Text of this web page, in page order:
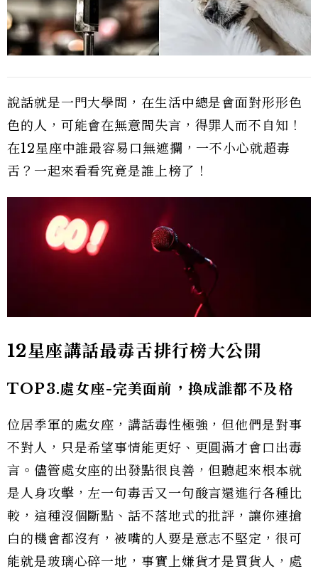
說話就是一門大學問，在生活中總是會面對形形色
色的人，可能會在無意間失言，得罪人而不自知！
在12星座中誰最容易口無遮攔，一不小心就超毒
舌？一起來看看究竟是誰上榜了！
12星座講話最毒舌排行榜大公開
TOP3.處女座-完美面前，換成誰都不及格
位居季軍的處女座，講話毒性極強，但他們是對事
不對人，只是希望事情能更好、更圓滿才會口出毒
言。儘管處女座的出發點很良善，但聽起來根本就
是人身攻擊，左一句毒舌又一句酸言還進行各種比
較，這種沒個斷點、話不落地式的批評，讓你連搶
白的機會都沒有，被嘴的人要是意志不堅定，很可
能就是玻璃心碎一地，事實上嫌貨才是買貨人，處